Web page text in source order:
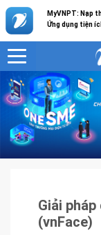
MyVNPT: Nạp
Ứng dụng tiện
VNPT
Sản phẩm -
Giải pháp điểm
Giải
(vnFace)